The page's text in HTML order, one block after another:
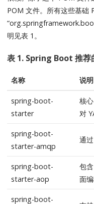
POM 文件。所有这些基础
明见表 1。
表 1. Spring Boot 推荐
名称 说明
spring-boot-
starter
核
对
spring-boot-
starter-amqp
通
spring-boot-
starter-aop
包
面
spring-boot-